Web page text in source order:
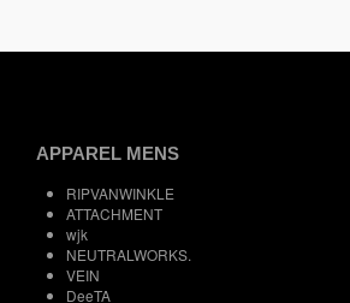
APPAREL MENS
RIPVANWINKLE
ATTACHMENT
wjk
NEUTRALWORKS.
VEIN
DeeTA